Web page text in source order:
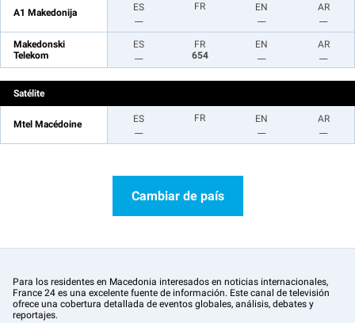
A1 Makedonija
ES
FR
EN
AR
Makedonski
Telekom
ES
FR
654
EN
AR
Satélite
Mtel Macédoine
ES
FR
EN
AR
Cambiar de país
Para los residentes en Macedonia interesados en noticias internacionales,
France 24 es una excelente fuente de información. Este canal de televisión
ofrece una cobertura detallada de eventos globales, análisis, debates y
reportajes.